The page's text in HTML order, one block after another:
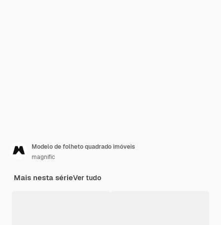
Modelo de folheto quadrado imóveis
magnific
Mais nesta sérieVer tudo